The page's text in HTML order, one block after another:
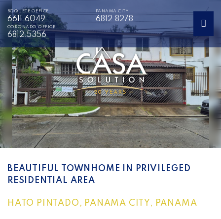
BOQUETE OFFICE
6611.6049
PANAMA CITY
6812.8278
CORONADO OFFICE
6812.5356
BEAUTIFUL TOWNHOME IN PRIVILEGED
RESIDENTIAL AREA
HATO PINTADO, PANAMA CITY, PANAMA